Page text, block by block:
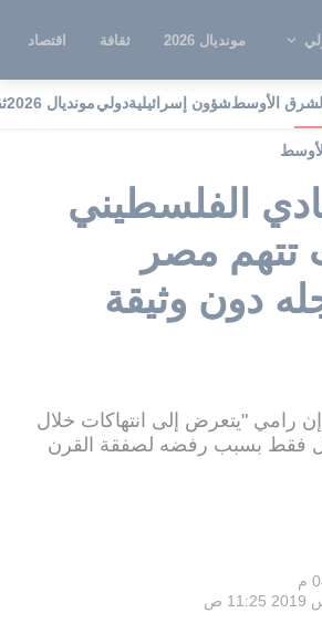
مونديال 2026 ثقافة اقتصاد
الشرق الأوسطشؤون إسرائيليةدوليمونديال 2026
الفلسطيني
تتهم مصر
دون وثيقة
رامي "يتعرض إلى انتهاكات خلال
فقط بسبب رفضه لصفقة القرن